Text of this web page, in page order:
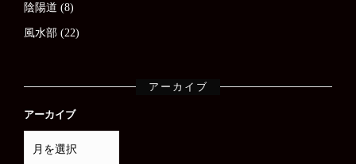
陰陽道 (8)
風水部 (22)
アーカイブ
アーカイブ